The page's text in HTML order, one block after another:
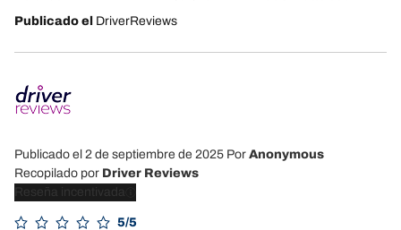
Publicado el DriverReviews
Publicado el 2 de septiembre de 2025 Por Anonymous
Recopilado por Driver Reviews
Reseña incentivada
5/5